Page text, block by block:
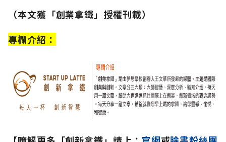
（本文獲「創業拿鐵」授權刊載）
專欄介紹：